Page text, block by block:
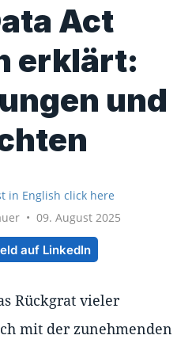
Act
erklärt:
und
in English click here
• 09. August 2025
auf LinkedIn
Rückgrat vieler
mit der zunehmenden